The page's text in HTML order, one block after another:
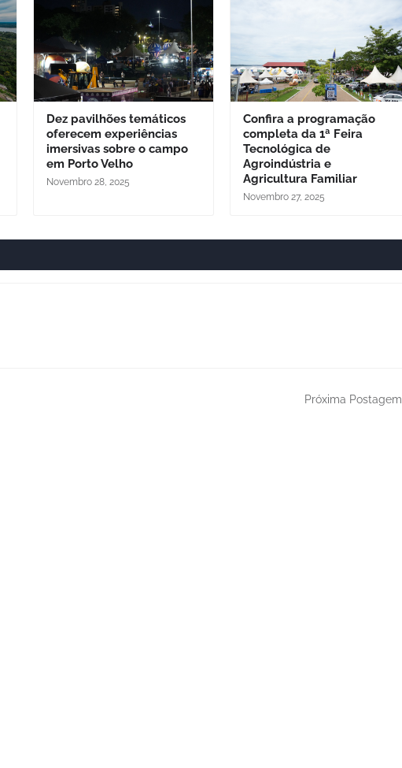
Dez pavilhões temáticos
oferecem experiências
imersivas sobre o campo
em Porto Velho
Novembro 28, 2025
Confira a programação
completa da 1ª Feira
Tecnológica de
Agroindústria e
Agricultura Familiar
Novembro 27, 2025
Próxima Postagem